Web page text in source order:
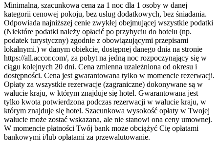
Minimalna, szacunkowa cena za 1 noc dla 1 osoby w danej
kategorii cenowej pokoju, bez usług dodatkowych, bez śniadania.
Odpowiada najniższej cenie zwykłej obejmującej wszystkie podatki
(Niektóre podatki należy opłacić po przybyciu do hotelu (np.
podatek turystyczny) zgodnie z obowiązującymi przepisami
lokalnymi.) w danym obiekcie, dostępnej danego dnia na stronie
https://all.accor.com/, za pobyt na jedną noc rozpoczynający się w
ciągu kolejnych 20 dni. Cena zmienna uzależniona od okresu i
dostępności. Cena jest gwarantowana tylko w momencie rezerwacji.
Opłaty za wszystkie rezerwacje (zagraniczne) dokonywane są w
walucie kraju, w którym znajduje się hotel. Gwarantowana jest
tylko kwota potwierdzona podczas rezerwacji w walucie kraju, w
którym znajduje się hotel. Szacunkowa wysokość opłaty w Twojej
walucie może zostać wskazana, ale nie stanowi ona ceny umownej.
W momencie płatności Twój bank może obciążyć Cię opłatami
bankowymi i/lub opłatami za przewalutowanie.